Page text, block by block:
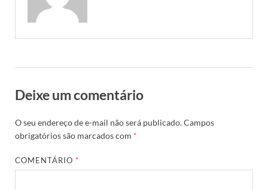
Deixe um comentário
O seu endereço de e-mail não será publicado.Campos
obrigatórios são marcados com *
COMENTÁRIO*